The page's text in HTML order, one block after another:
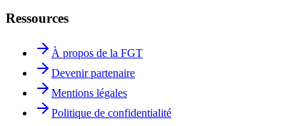
Ressources
À propos de la FGT
Devenir partenaire
Mentions légales
Politique de confidentialité